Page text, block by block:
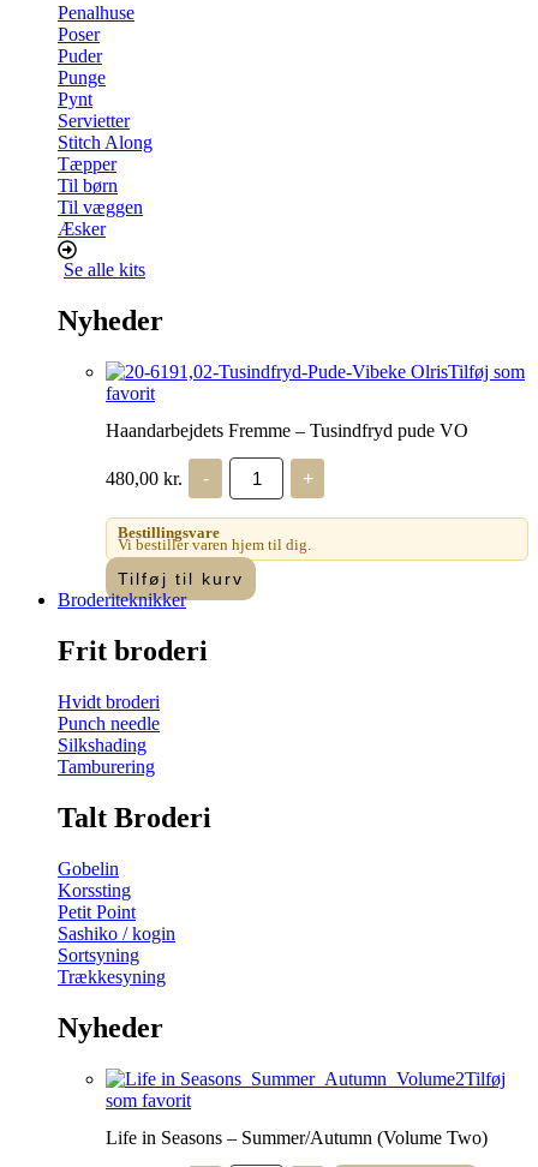
Penalhuse
Poser
Puder
Punge
Pynt
Servietter
Stitch Along
Tæpper
Til børn
Til væggen
Æsker
Se alle kits
Nyheder
Tilføj som
favorit
Haandarbejdets Fremme – Tusindfryd pude VO
480,00 kr. -
Haandarbejdets
Fremme
-
Tusindfryd
pude
VO
antal
+
Bestillingsvare
Vi bestiller varen hjem til dig.
Tilføj til kurv
Broderiteknikker
Frit broderi
Hvidt broderi
Punch needle
Silkshading
Tamburering
Talt Broderi
Gobelin
Korssting
Petit Point
Sashiko / kogin
Sortsyning
Trækkesyning
Nyheder
Tilføj
som favorit
Life in Seasons – Summer/Autumn (Volume Two)